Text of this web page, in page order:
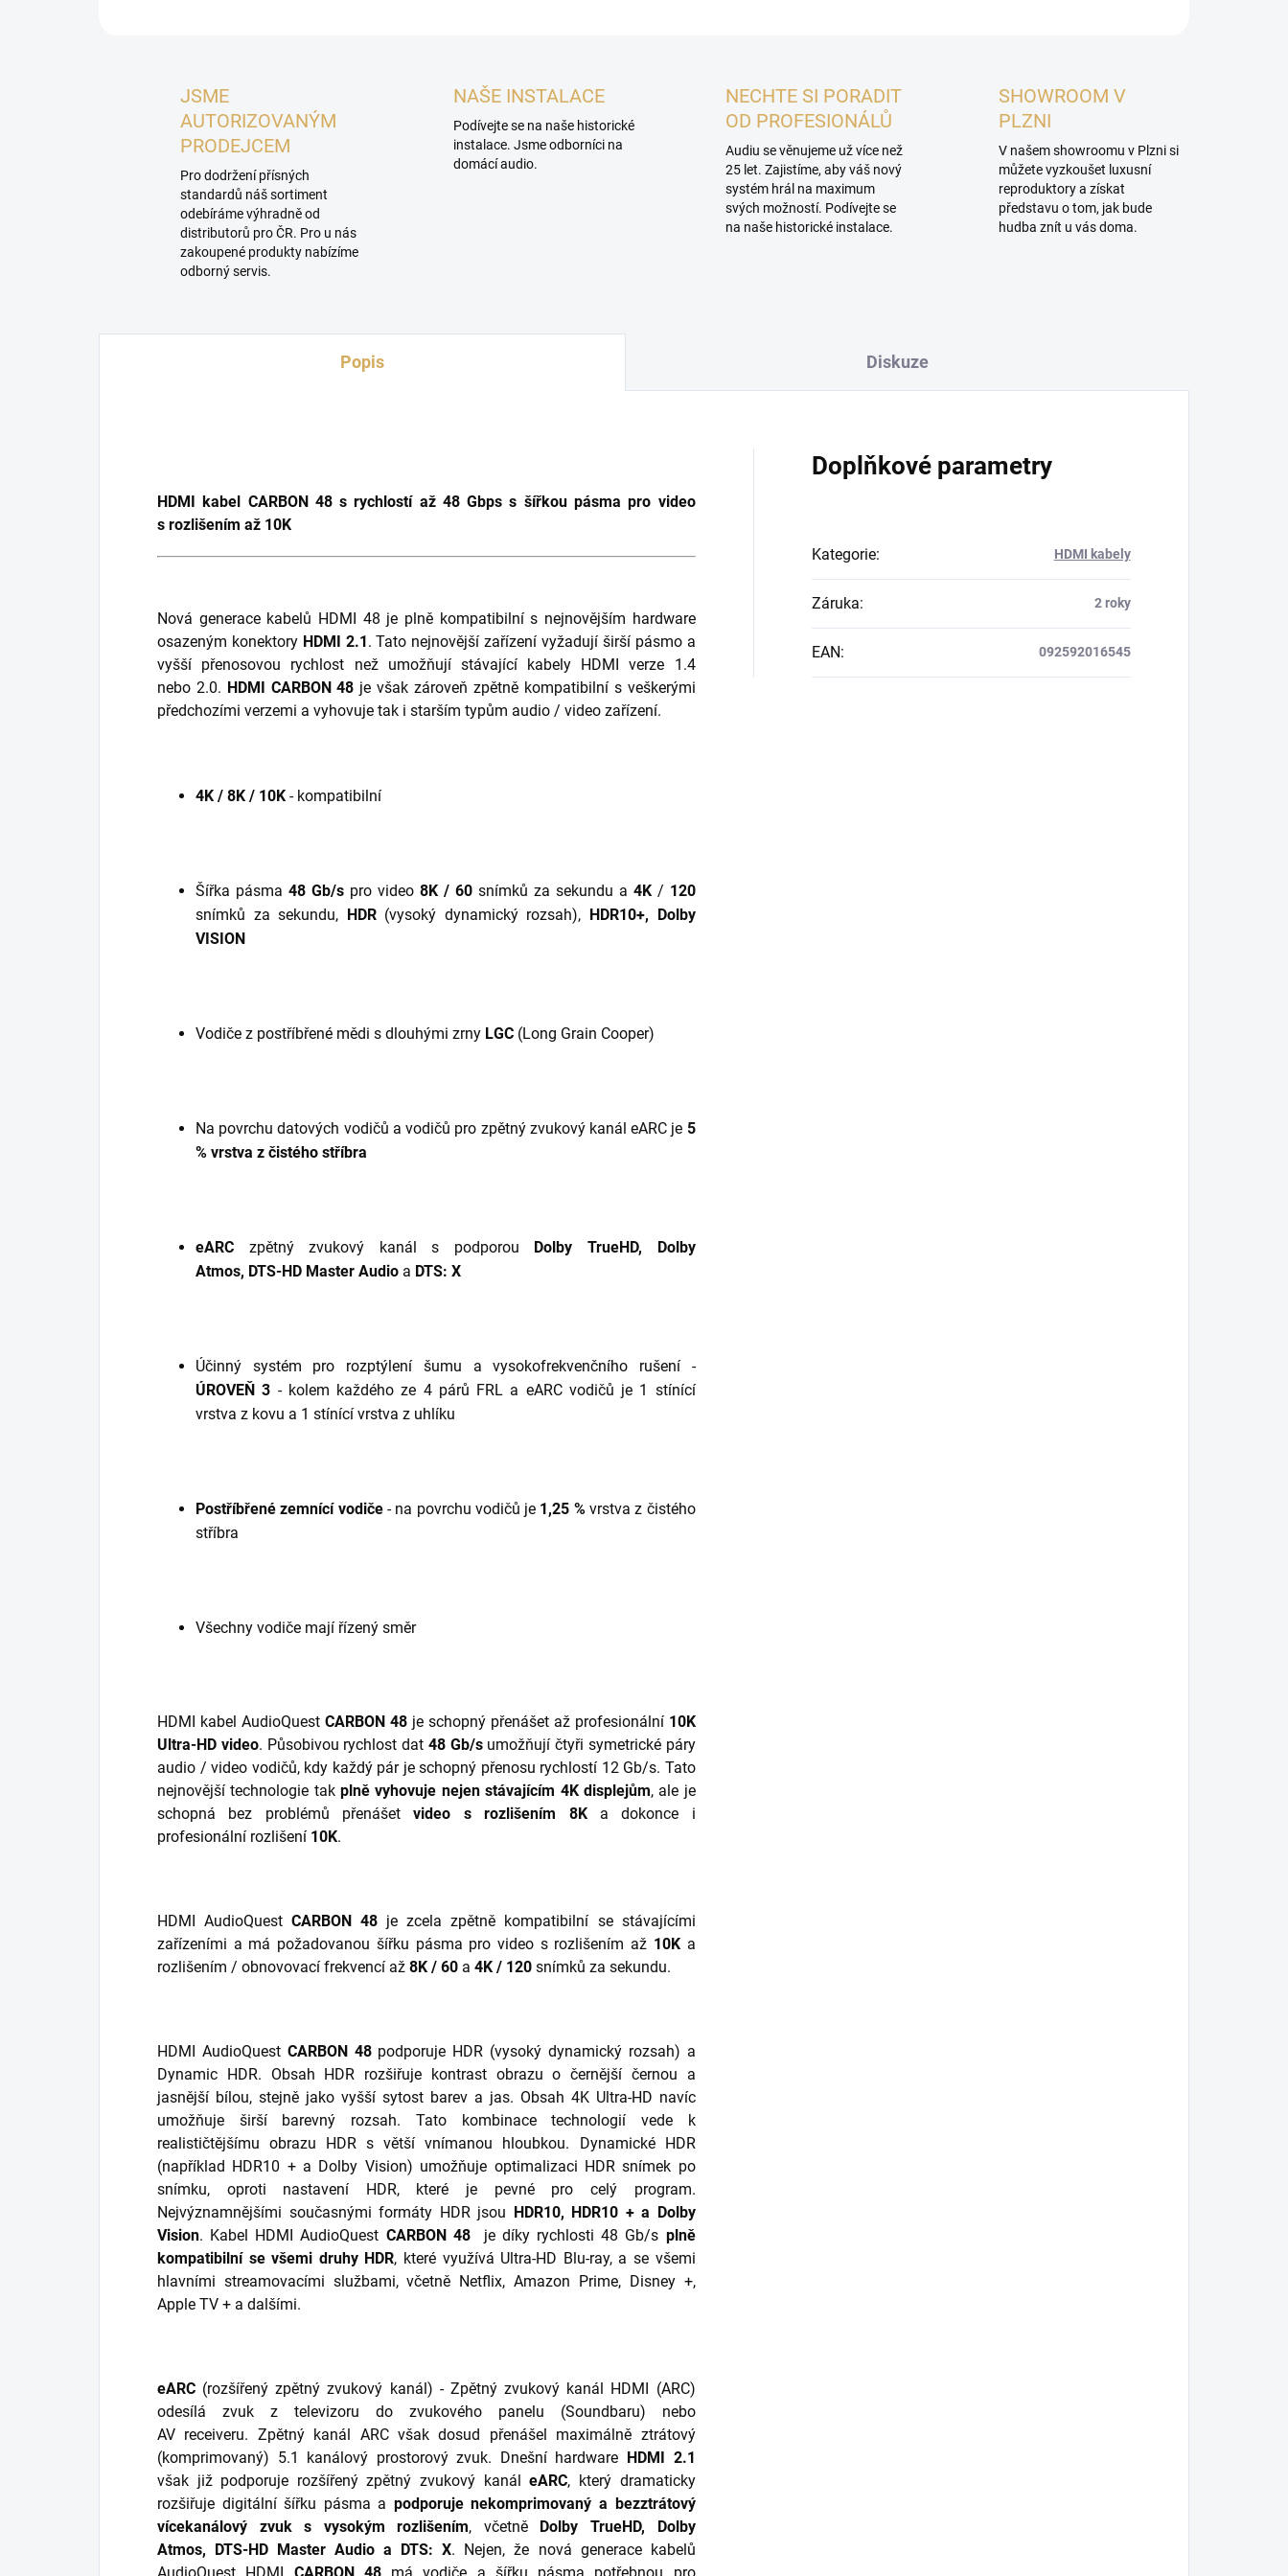
JSME
AUTORIZOVANÝM
PRODEJCEM
Pro dodržení přísných
standardů náš sortiment
odebíráme výhradně od
distributorů pro ČR. Pro u nás
zakoupené produkty nabízíme
odborný servis.
NAŠE INSTALACE
Podívejte se na naše historické
instalace. Jsme odborníci na
domácí audio.
NECHTE SI PORADIT
OD PROFESIONÁLŮ
Audiu se věnujeme už více než
25 let. Zajistíme, aby váš nový
systém hrál na maximum
svých možností. Podívejte se
na naše historické instalace.
SHOWROOM V
PLZNI
V našem showroomu v Plzni si
můžete vyzkoušet luxusní
reproduktory a získat
představu o tom, jak bude
hudba znít u vás doma.
Popis Diskuze
HDMI kabel CARBON 48 s rychlostí až 48 Gbps s šířkou pásma pro video
s rozlišením až 10K
Nová generace kabelů HDMI 48 je plně kompatibilní s nejnovějším hardware
osazeným konektory HDMI 2.1 . Tato nejnovější zařízení vyžadují širší pásmo a
vyšší přenosovou rychlost než umožňují stávající kabely HDMI verze 1.4
nebo 2.0. HDMI CARBON 48 je však zároveň zpětně kompatibilní s veškerými
předchozími verzemi a vyhovuje tak i starším typům audio / video zařízení.
4K / 8K / 10K - kompatibilní
Šířka pásma 48 Gb/spro video 8K / 60 snímků za sekundu a 4K/ 120
snímků za sekundu,
HDR(vysoký dynamický rozsah),
HDR10+, Dolby
VISION
Vodiče z postříbřené mědi s dlouhými zrny LGC (Long Grain Cooper)
Na povrchu datových vodičů a vodičů pro zpětný zvukový kanál eARC je 5
% vrstva z čistého stříbra
eARC zpětný zvukový kanál s podporou
Dolby TrueHD, Dolby
Atmos, DTS-HD Master Audio a DTS: X
Účinný systém pro rozptýlení šumu a vysokofrekvenčního rušení -
ÚROVEŇ 3 - kolem každého ze 4 párů FRL a eARC vodičů je 1 stínící
vrstva z kovu a 1 stínící vrstva z uhlíku
Postříbřené zemnící vodiče- na povrchu vodičů je 1,25 %vrstva z čistého
stříbra
Všechny vodiče mají řízený směr
HDMI kabel AudioQuestCARBON 48 je schopný přenášet až profesionální 10K
Ultra-HD video. Působivou rychlost dat 48 Gb/sumožňují čtyři symetrické páry
audio / video vodičů, kdy každý pár je schopný přenosu rychlostí 12 Gb/s. Tato
nejnovější technologie takplně vyhovuje nejen stávajícím 4K displejům, ale je
schopná bez problémů přenášetvideo s rozlišením 8Ka dokonce i
profesionální rozlišení 10K.
HDMI AudioQuestCARBON 48 je zcela zpětně kompatibilní se stávajícími
zařízeními a má požadovanou šířku pásma pro video s rozlišením až 10Ka
rozlišením / obnovovací frekvencí až 8K / 60 a 4K / 120 snímků za sekundu.
HDMI AudioQuest CARBON 48podporuje HDR (vysoký dynamický rozsah) a
Dynamic HDR. Obsah HDR rozšiřuje kontrast obrazu o černější černou a
jasnější bílou, stejně jako vyšší sytost barev a jas. Obsah 4K Ultra-HD navíc
umožňuje širší barevný rozsah. Tato kombinace technologií vede k
realističtějšímu obrazu HDR s větší vnímanou hloubkou. Dynamické HDR
(například HDR10 + a Dolby Vision) umožňuje optimalizaci HDR snímek po
snímku, oproti nastavení HDR, které je pevné pro celý program.
Nejvýznamnějšími současnými formáty HDR jsou
HDR10, HDR10 + a Dolby
Vision. Kabel HDMI AudioQuest CARBON 48 je díky rychlosti 48 Gb/s plně
kompatibilní se všemi druhy HDR, které využívá Ultra-HD Blu-ray, a se všemi
hlavními streamovacími službami, včetně Netflix, Amazon Prime, Disney +,
Apple TV + a dalšími.
eARC (rozšířený zpětný zvukový kanál) - Zpětný zvukový kanál HDMI (ARC)
odesílá zvuk z televizoru do zvukového panelu (Soundbaru) nebo
AV receiveru. Zpětný kanál ARC však dosud přenášel maximálně ztrátový
(komprimovaný) 5.1 kanálový prostorový zvuk. Dnešní hardware
HDMI 2.1
však již podporuje rozšířený zpětný zvukový kanáleARC, který dramaticky
rozšiřuje digitální šířku pásma a podporuje nekomprimovaný a bezztrátový
vícekanálový zvuk s vysokým rozlišením, včetně
Dolby TrueHD, Dolby
Atmos, DTS-HD Master Audio a DTS: X. Nejen, že nová generace kabelů
Doplňkové parametry
Kategorie: HDMI kabely
Záruka: 2 roky
EAN: 092592016545